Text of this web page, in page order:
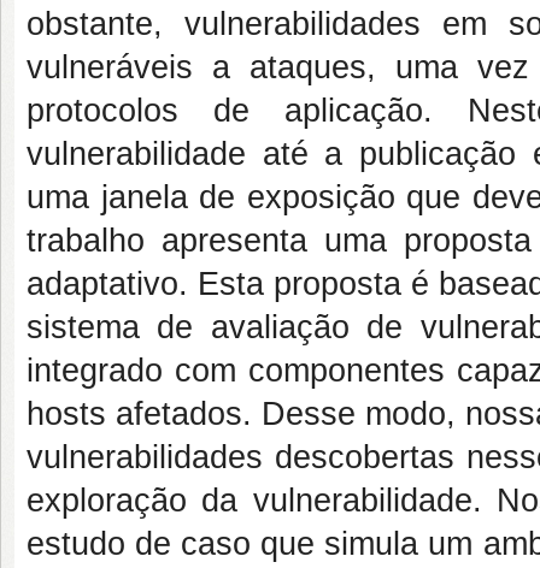
obstante, vulnerabilidades em
vulneráveis a ataques, uma
protocolos de aplicação.
vulnerabilidade até a
uma janela de exposição que
trabalho apresenta uma
adaptativo. Esta proposta é
sistema de avaliação de
integrado com componentes
hosts afetados. Desse modo,
vulnerabilidades descobertas
exploração da vulnerabilidade.
estudo de caso que simula um